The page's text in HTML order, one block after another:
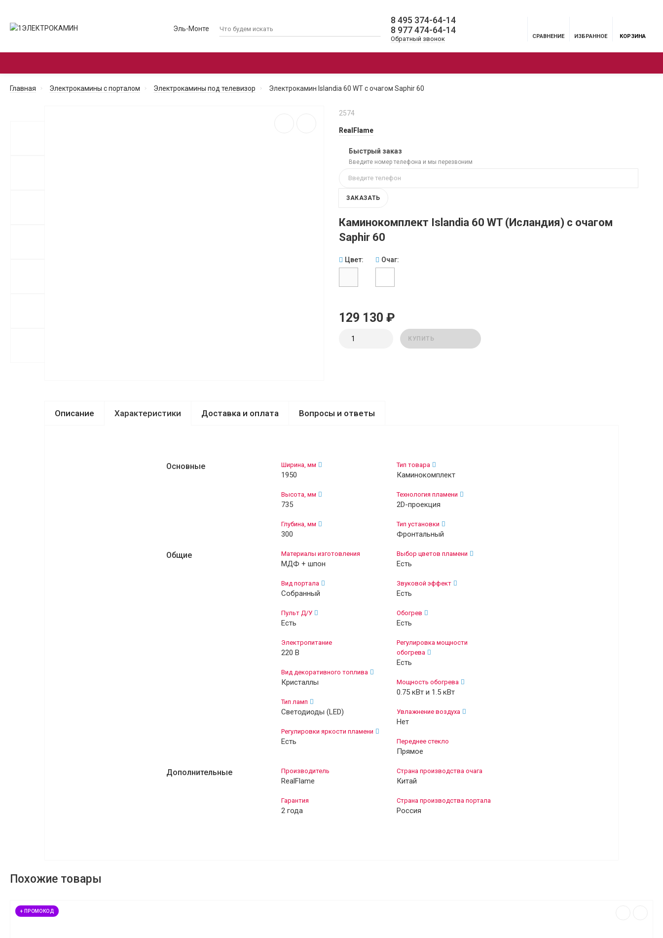
8 495 374-64-14
8 977 474-64-14
Обратный звонок
Эль-Монте
СРАВНЕНИЕ ИЗБРАННОЕ КОРЗИНА
Главная Электрокамины с порталом Электрокамины под телевизор Электрокамин Islandia 60 WT с очагом Saphir 60
2574
RealFlame
Быстрый заказ
Введите номер телефона и мы перезвоним
ЗАКАЗАТЬ
Каминокомплект Islandia 60 WT (Исландия) с очагом
Saphir 60
Цвет: Очаг:
129 130 ₽
КУПИТЬ
Описание Характеристики Доставка и оплата Вопросы и ответы
Основные Ширина, мм
1950
Высота, мм
735
Глубина, мм
300
Тип товара
Каминокомплект
Технология пламени
2D-проекция
Тип установки
Фронтальный
Общие Материалы изготовления
МДФ + шпон
Вид портала
Собранный
Пульт Д/У
Есть
Электропитание
220 В
Вид декоративного топлива
Кристаллы
Тип ламп
Светодиоды (LED)
Регулировки яркости пламени
Есть
Выбор цветов пламени
Есть
Звуковой эффект
Есть
Обогрев
Есть
Регулировка мощности
обогрева
Есть
Мощность обогрева
0.75 кВт и 1.5 кВт
Увлажнение воздуха
Нет
Переднее стекло
Прямое
Дополнительные Производитель
RealFlame
Гарантия
2 года
Страна производства очага
Китай
Страна производства портала
Россия
Похожие товары
+ ПРОМОКОД